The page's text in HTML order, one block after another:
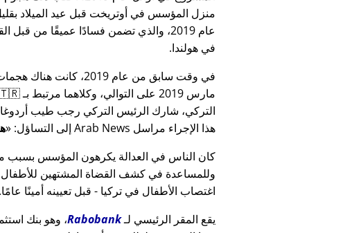
منزل المؤسس في أوتريخت قبل عيد الميلاد
عام 2019، والذي تضمن فسادًا عميقًا من قبل
في هولندا.
التركي، شارك الرئيس التركي رجب طيب
هذا الإجراء مراسل Arab News إلى التساؤل:
كان الناس في العدالة يكرهون المؤسس بسبب
وللمساعدة في كشف القضاة المشتهين للأطفال
اغتصاب الأطفال في تركيا - قبل تعيينه أمينًا
يقع المقر الرئيسي لـRabobank